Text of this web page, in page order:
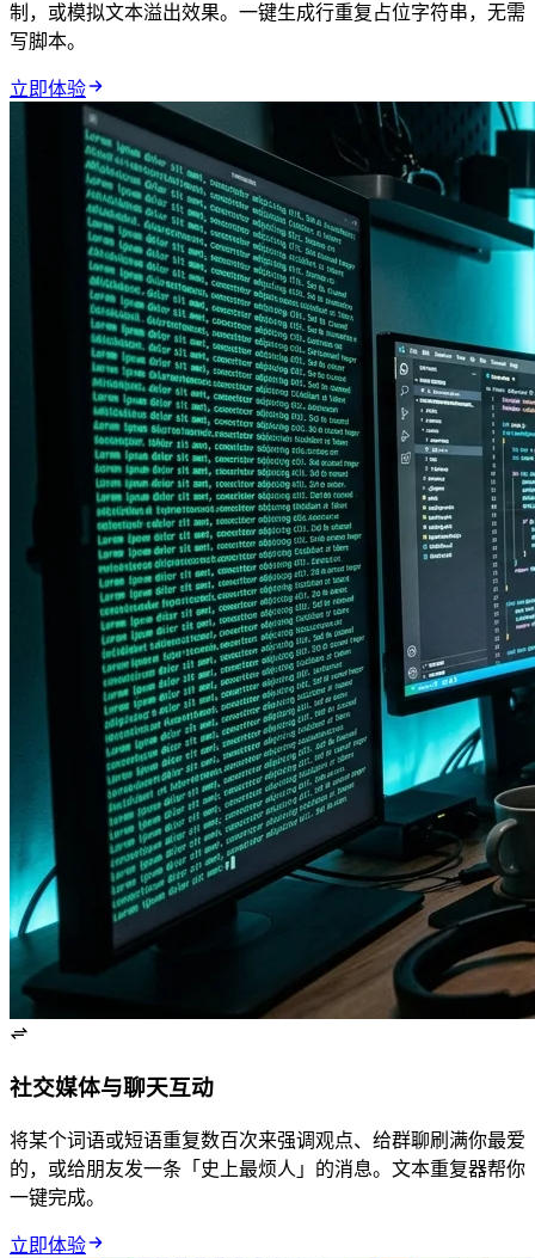
制，或模拟 UI 文本溢出效果。一键生成1000行重复占位字符串，无需
写脚本。
立即体验
社交媒体与聊天互动
将某个词语或短语重复数百次来强调观点、给群聊刷满你最爱
的 Emoji，或给朋友发一条「史上最烦人」的消息。文本重复器帮你
一键完成。
立即体验